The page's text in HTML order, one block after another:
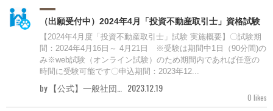
（出願受付中）2024年4月「投資不動産取引士」資格試験
【2024年4月度「投資不動産取引士」試験 実施概要】〇試験期
間：2024年4月16日～ 4月21日 ※受験は期間中1日（90分間)の
み※web試験（オンライン試験）のため期間内であれば任意の
時間に受験可能です〇申込期間：2023年12...
by 【公式】一般社団法人投資不動産流通協会 2023.12.19
0 likes